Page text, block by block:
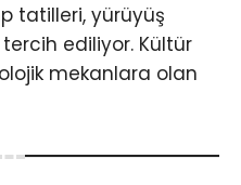
tatilleri, yürüyüş
ediliyor. Kültür
mekanlara olan